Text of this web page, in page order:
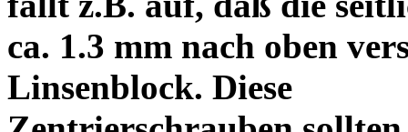
ca. 1.3 mm nach oben
Linsenblock. Diese